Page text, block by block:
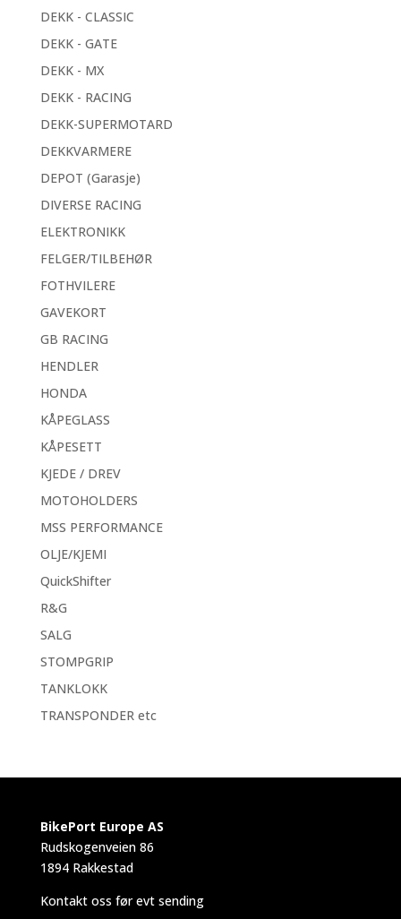
DEKK - CLASSIC
DEKK - GATE
DEKK - MX
DEKK - RACING
DEKK-SUPERMOTARD
DEKKVARMERE
DEPOT (Garasje)
DIVERSE RACING
ELEKTRONIKK
FELGER/TILBEHØR
FOTHVILERE
GAVEKORT
GB RACING
HENDLER
HONDA
KÅPEGLASS
KÅPESETT
KJEDE / DREV
MOTOHOLDERS
MSS PERFORMANCE
OLJE/KJEMI
QuickShifter
R&G
SALG
STOMPGRIP
TANKLOKK
TRANSPONDER etc
BikePort Europe AS
Rudskogenveien 86
1894 Rakkestad
Kontakt oss før evt sending